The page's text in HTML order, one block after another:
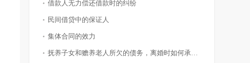
借款人无力偿还借款时的纠纷
民间借贷中的保证人
集体合同的效力
抚养子女和赡养老人所欠的债务，离婚时如何承担？